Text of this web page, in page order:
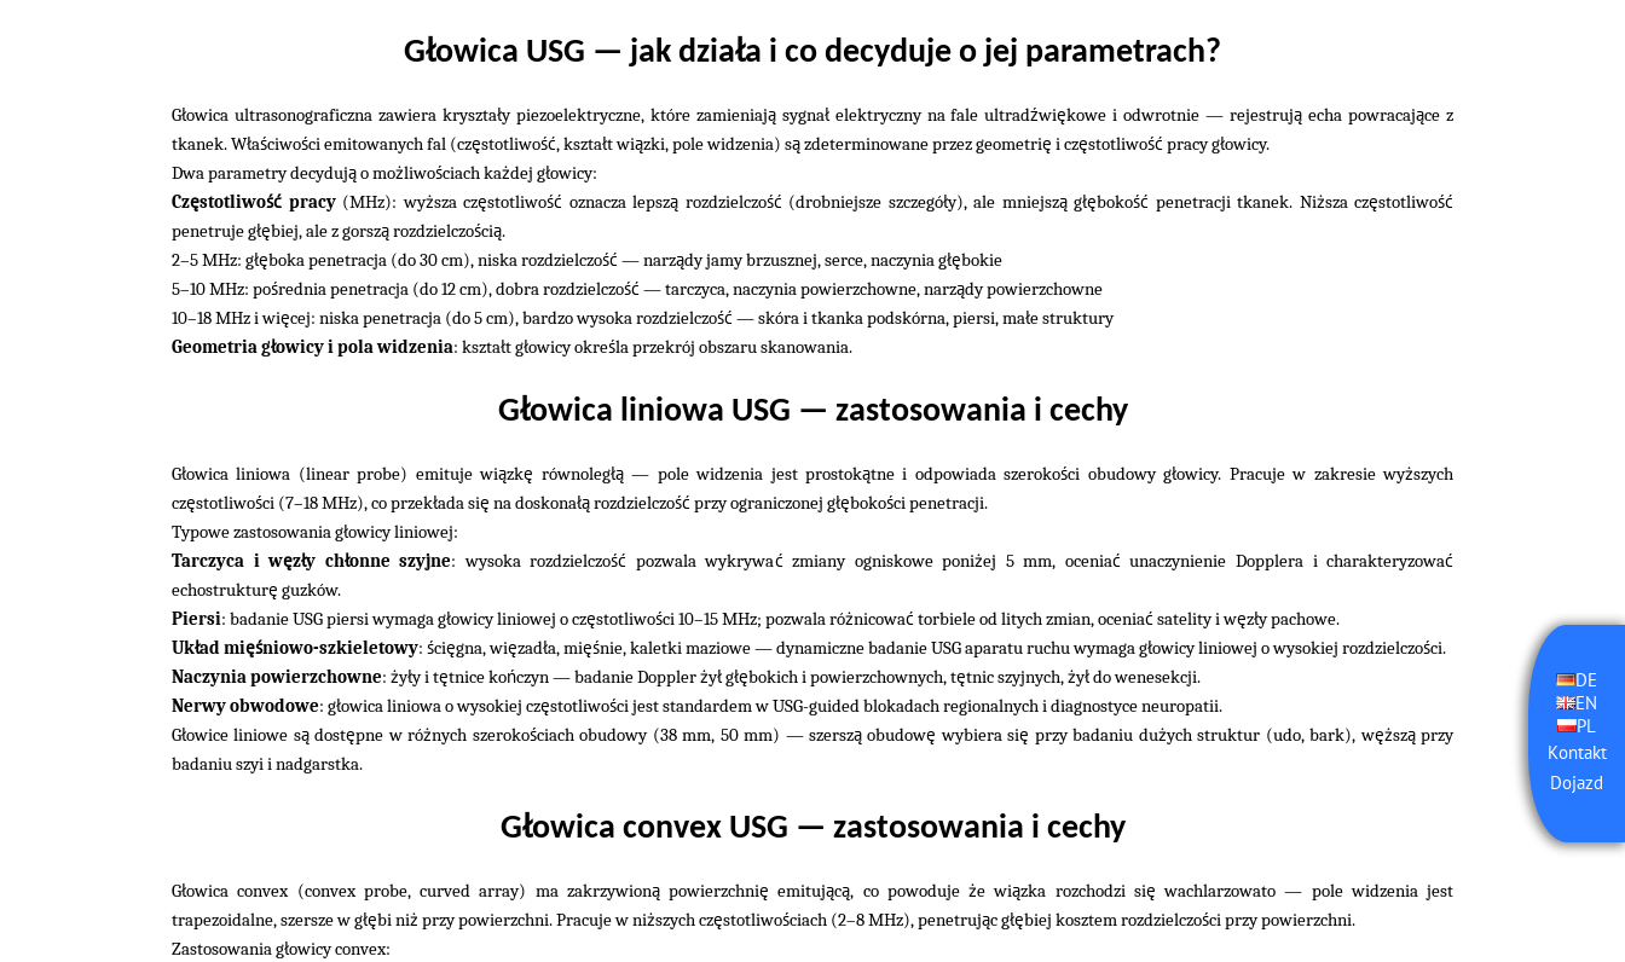
DE
EN
PL
Kontakt
Dojazd
Głowica USG — jak działa i co decyduje o jej parametrach?
Głowica ultrasonograficzna zawiera kryształy piezoelektryczne, które zamieniająsygnałelektryczny na fale ultradźwiękowe i odwrotnie — rejestrują echa powracające z
tkanek. Właściwości emitowanych fal (częstotliwość, kształt wiązki, pole widzenia) sązdeterminowane przez geometrię i częstotliwość pracy głowicy.
Dwa parametry decydująo możliwościach każdej głowicy:
Częstotliwość pracy(MHz): wyższa częstotliwość oznacza lepszą rozdzielczość (drobniejsze szczegóły), ale mniejszągłębokość penetracji tkanek. Niższa częstotliwość
penetruje głębiej, ale z gorsząrozdzielczością.
2–5 MHz: głęboka penetracja (do 30 cm), niska rozdzielczość — narządy jamy brzusznej, serce, naczynia głębokie
5–10 MHz: pośrednia penetracja (do 12 cm), dobra rozdzielczość — tarczyca, naczynia powierzchowne, narządy powierzchowne
10–18 MHz i więcej: niska penetracja (do 5 cm), bardzo wysoka rozdzielczość — skóra i tkanka podskórna, piersi, małe struktury
Geometria głowicy i pola widzenia: kształt głowicy określa przekrój obszaru skanowania.
Głowica liniowa USG — zastosowania i cechy
Głowica liniowa (linear probe) emituje wiązkę równoległą— pole widzenia jest prostokątne i odpowiada szerokości obudowy głowicy. Pracuje w zakresie wyższych
częstotliwości (7–18 MHz), co przekłada się na doskonałąrozdzielczość przy ograniczonej głębokości penetracji.
Typowe zastosowania głowicy liniowej:
Tarczyca i węzły chłonne szyjne: wysoka rozdzielczość pozwala wykrywać zmiany ogniskowe poniżej 5 mm, oceniać unaczynienie Dopplera i charakteryzować
echostrukturę guzków.
Piersi: badanie USG piersi wymaga głowicy liniowej o częstotliwości 10–15 MHz; pozwala różnicować torbiele od litych zmian, oceniać satelity i węzły pachowe.
Układ mięśniowo-szkieletowy: ścięgna, więzadła, mięśnie, kaletki maziowe — dynamiczne badanie USG aparatu ruchu wymaga głowicy liniowej o wysokiej rozdzielczości.
Naczynia powierzchowne: żyły i tętnice kończyn — badanie Dopplerżyłgłębokich i powierzchownych, tętnic szyjnych,żyłdo wenesekcji.
Nerwy obwodowe: głowica liniowa o wysokiej częstotliwości jest standardem w USG-guided blokadach regionalnych i diagnostyce neuropatii.
Głowice liniowe sądostępne w różnych szerokościach obudowy (38 mm, 50 mm) — szerszą obudowę wybiera się przy badaniu dużych struktur (udo, bark), węższąprzy
badaniu szyi i nadgarstka.
Głowica convex USG — zastosowania i cechy
Głowica convex (convex probe, curved array) ma zakrzywionąpowierzchnię emitującą, co powoduje że wiązka rozchodzi się wachlarzowato — pole widzenia jest
trapezoidalne, szersze w głębi niż przy powierzchni. Pracuje w niższych częstotliwościach (2–8 MHz), penetrując głębiej kosztem rozdzielczości przy powierzchni.
Zastosowania głowicy convex: